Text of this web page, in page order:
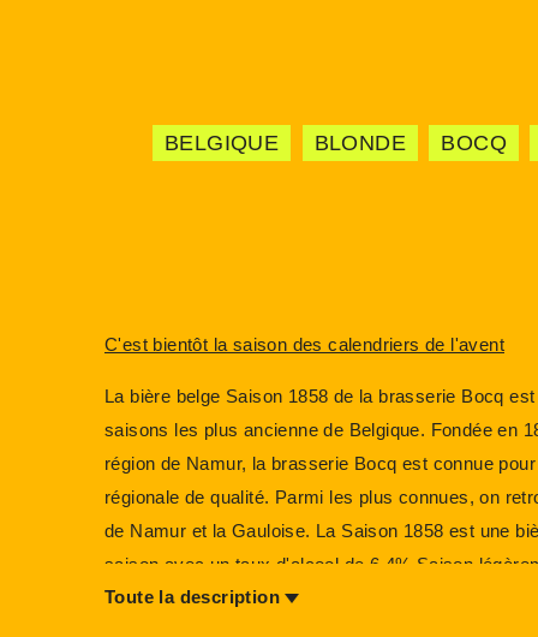
BELGIQUE BLONDE BOCQ
C'est bientôt la saison des calendriers de l'avent
La bière belge Saison 1858 de la brasserie Bocq
saisons les plus ancienne de Belgique. Fondée en
région de Namur, la brasserie Bocq est connue
régionale de qualité. Parmi les plus connues, on
de Namur et la Gauloise. La Saison 1858 est une
saison avec un taux d'alcool de 6.4%.Saison
brassée avec du froment et des épices.Non-filtrée,
Toute la description